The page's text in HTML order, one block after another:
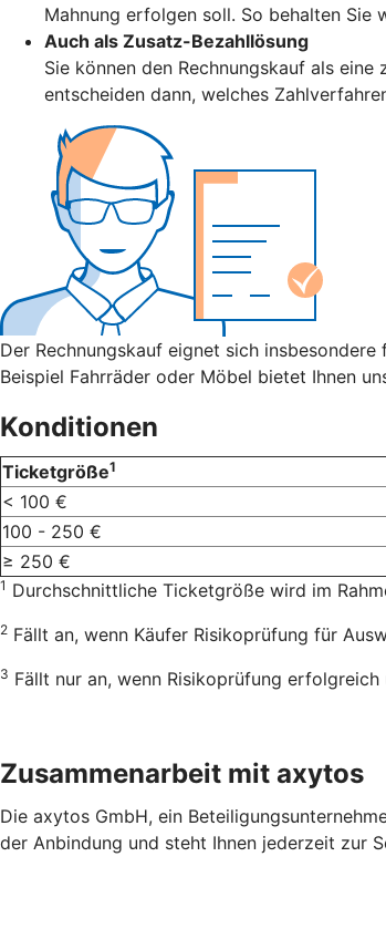
Mahnung erfolgen soll. So behalten Sie
Auch als Zusatz-Bezahllösung
Sie können den Rechnungskauf als
entscheiden dann, welches
Der Rechnungskauf eignet sich
Beispiel Fahrräder oder Möbel bietet Ihnen
Konditionen
Ticketgröße1
< 100 €
100 - 250 €
≥ 250 €
1 Durchschnittliche Ticketgröße wird im
2 Fällt an, wenn Käufer Risikoprüfung für
3 Fällt nur an, wenn Risikoprüfung
Zusammenarbeit mit axytos
Die axytos GmbH, ein
der Anbindung und steht Ihnen jederzeit zur